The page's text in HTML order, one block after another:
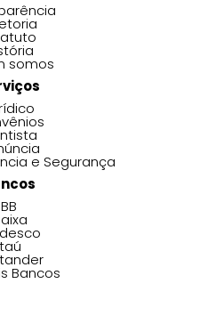
somos
e Segurança
BB
Bancos